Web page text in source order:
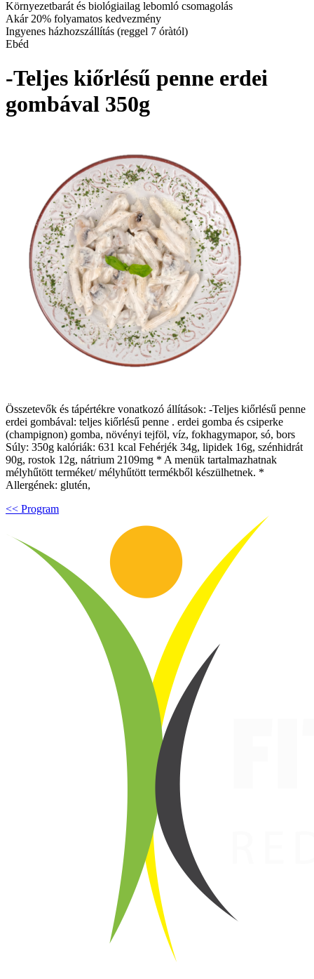
Környezetbarát és biológiailag lebomló csomagolás
Akár 20% folyamatos kedvezmény
Ingyenes házhozszállítás (reggel 7 óràtól)
Ebéd
-Teljes kiőrlésű penne erdei
gombával 350g
Összetevők és tápértékre vonatkozó állítások: -Teljes kiőrlésű penne
erdei gombával: teljes kiőrlésű penne . erdei gomba és csiperke
(champignon) gomba, növényi tejföl, víz, fokhagymapor, só, bors
Súly: 350g kalóriák: 631 kcal Fehérjék 34g, lipidek 16g, szénhidrát
90g, rostok 12g, nátrium 2109mg * A menük tartalmazhatnak
mélyhűtött terméket/ mélyhűtött termékből készülhetnek. *
Allergének: glutén,
<< Program